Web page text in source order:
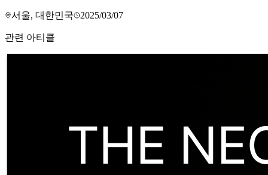
서울, 대한민국 2025/03/07
관련 아티클